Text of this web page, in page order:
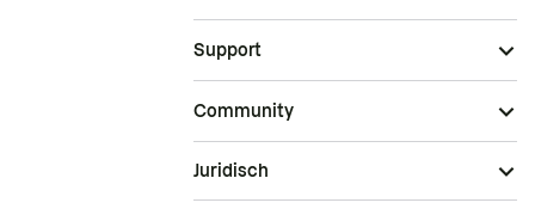
Support
Community
Juridisch